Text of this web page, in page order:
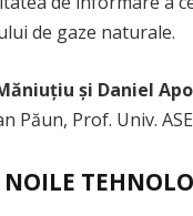
de gaze naturale.
și Daniel
Păun, Prof. Univ.